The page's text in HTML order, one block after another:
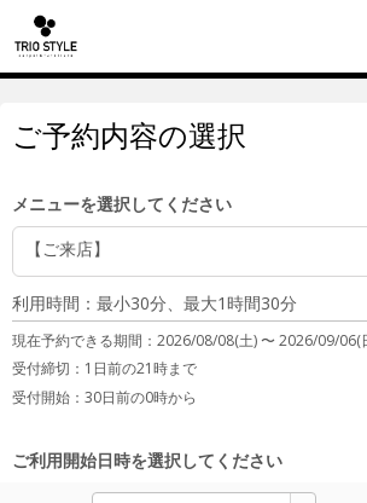
ご予約内容の選択
メニューを選択してください
【ご来店】
利用時間：最小30分、最大1時間30分
現在予約できる期間： 2026/08/08(土) 〜2026/09/06(
受付締切： 1日前の21時まで
受付開始： 30日前の0時から
ご利用開始日時を選択してください